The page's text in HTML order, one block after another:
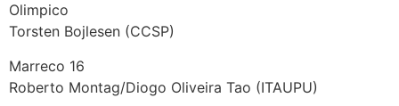
Olimpico
Torsten Bojlesen (CCSP)
Marreco 16
Roberto Montag/Diogo Oliveira Tao (ITAUPU)